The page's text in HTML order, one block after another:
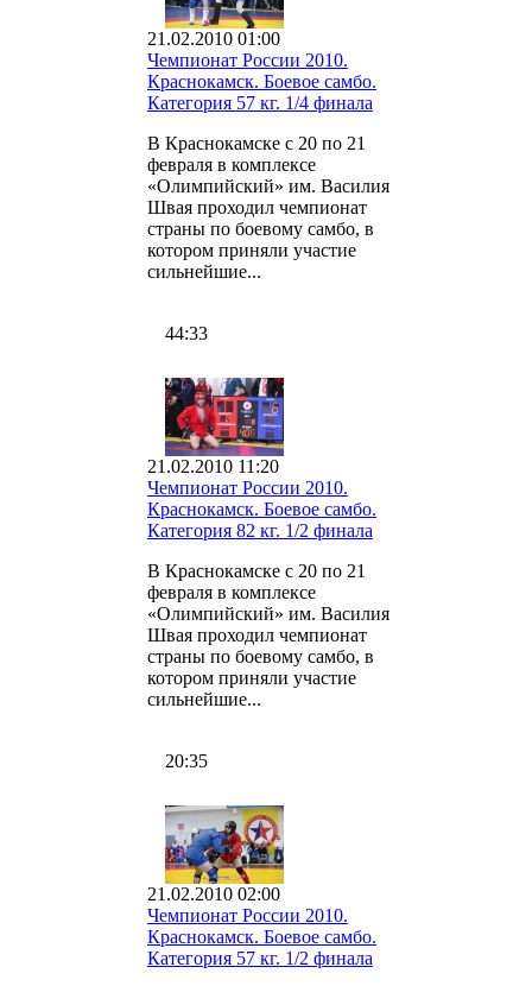
21.02.2010 01:00
Чемпионат России 2010.
Краснокамск. Боевое самбо.
Категория 57 кг. 1/4 финала
В Краснокамске с 20 по 21
февраля в комплексе
«Олимпийский» им. Василия
Швая проходил чемпионат
страны по боевому самбо, в
котором приняли участие
сильнейшие...
44:33
21.02.2010 11:20
Чемпионат России 2010.
Краснокамск. Боевое самбо.
Категория 82 кг. 1/2 финала
В Краснокамске с 20 по 21
февраля в комплексе
«Олимпийский» им. Василия
Швая проходил чемпионат
страны по боевому самбо, в
котором приняли участие
сильнейшие...
20:35
21.02.2010 02:00
Чемпионат России 2010.
Краснокамск. Боевое самбо.
Категория 57 кг. 1/2 финала